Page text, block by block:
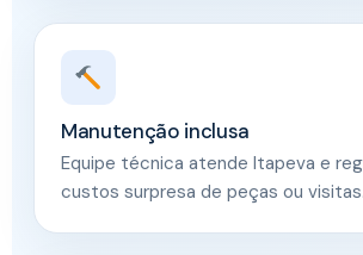
Manutenção inclusa
Equipe técnica atende Itapeva e
custos surpresa de peças ou visitas.